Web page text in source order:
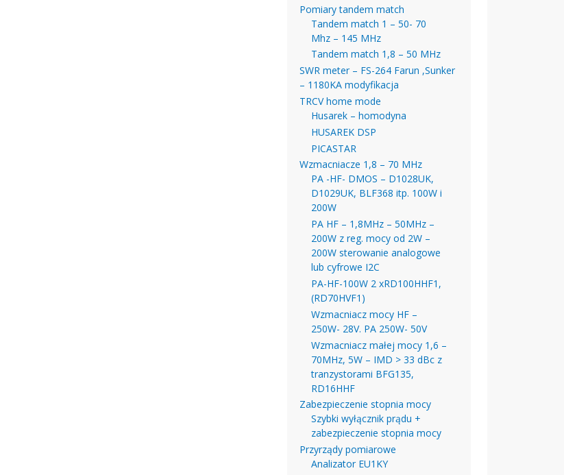
Pomiary tandem match
Tandem match 1 – 50- 70
Mhz – 145 MHz
Tandem match 1,8 – 50 MHz
SWR meter – FS-264 Farun ,Sunker
– 1180KA modyfikacja
TRCV home mode
Husarek – homodyna
HUSAREK DSP
PICASTAR
Wzmacniacze 1,8 – 70 MHz
PA -HF- DMOS – D1028UK,
D1029UK, BLF368 itp. 100W i
200W
PA HF – 1,8MHz – 50MHz –
200W z reg. mocy od 2W –
200W sterowanie analogowe
lub cyfrowe I2C
PA-HF-100W 2 xRD100HHF1,
(RD70HVF1)
Wzmacniacz mocy HF –
250W- 28V. PA 250W- 50V
Wzmacniacz małej mocy 1,6 –
70MHz, 5W – IMD > 33 dBc z
tranzystorami BFG135,
RD16HHF
Zabezpieczenie stopnia mocy
Szybki wyłącznik prądu +
zabezpieczenie stopnia mocy
Przyrządy pomiarowe
Analizator EU1KY